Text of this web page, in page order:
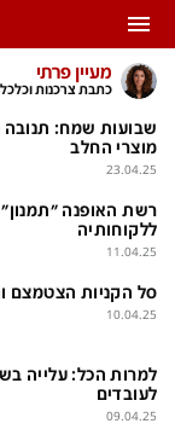
התראות
באפשרותך לבחור את
רק מה שחשוב
צ'אט הכתבים
צ'אט החדשות
התראות
חדשות
מעיין פרתי
כתבת צרכנות
שבועות שמח: תנובה
מוצרי החלב
23.04.25
רשת האופנה
ללקוחותיה
11.04.25
סל הקניות הצטמצם
10.04.25
למרות הכל: עלייה
לעובדים
09.04.25